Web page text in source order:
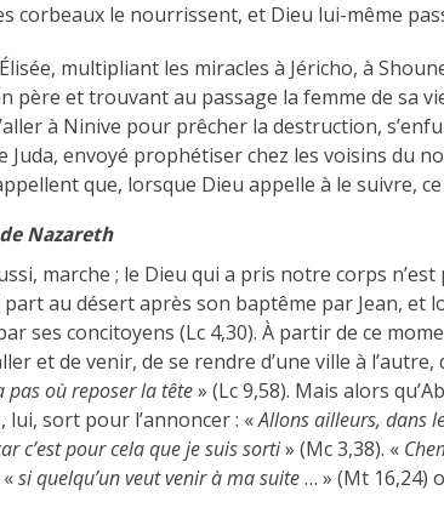
corbeaux le nourrissent, et Dieu lui-même
multipliant les miracles à Jéricho, à
père et trouvant au passage la femme de sa
à Ninive pour prêcher la destruction,
Juda, envoyé prophétiser chez les voisins du
que, lorsque Dieu appelle à le suivre,
Nazareth
marche ; le Dieu qui a pris notre corps
au désert après son baptême par Jean, et
ses concitoyens (Lc 4,30). À partir de ce
et de venir, de se rendre d’une ville à
pas où reposer la tête» (Lc 9,58). Mais alors
lui, sort pour l’annoncer : «Allons ailleurs, dans
c’est pour cela que je suis sorti» (Mc 3,38). «
si quelqu’un veut venir à ma suite… » (Mt 16,24)